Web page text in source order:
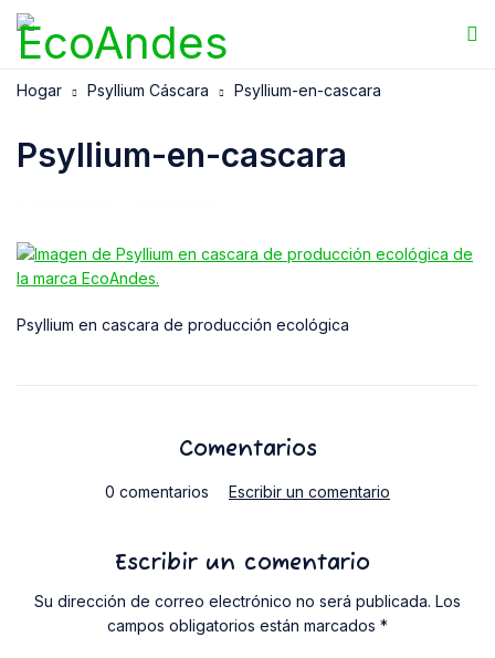
Hogar Psyllium Cáscara Psyllium-en-cascara
Psyllium-en-cascara
Psyllium en cascara de producción ecológica
Comentarios
0 comentarios Escribir un comentario
Escribir un comentario
Su dirección de correo electrónico no será publicada. Los
campos obligatorios están marcados *